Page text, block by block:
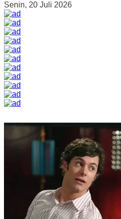
Senin, 20 Juli 2026